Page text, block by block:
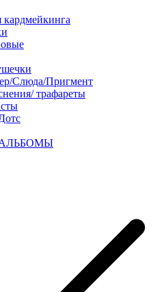
Слюда/Пригмент
трафареты